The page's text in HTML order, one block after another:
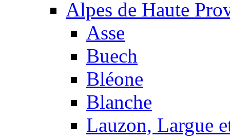
Alpes de Haute
Asse
Buech
Bléone
Blanche
Lauzon, Largue